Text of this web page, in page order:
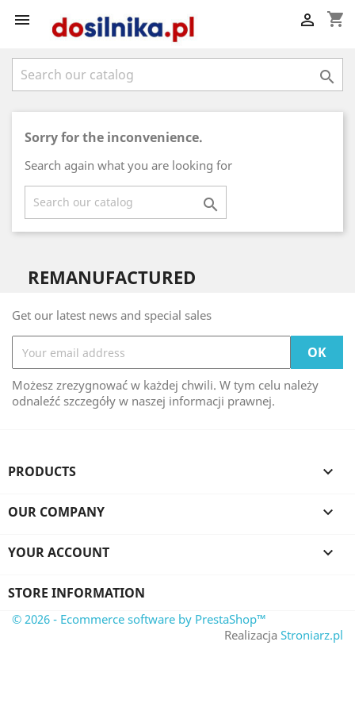
 shopping_cart


Sorry for the inconvenience.
Search again what you are looking for

REMANUFACTURED
Get our latest news and special sales
Możesz zrezygnować w każdej chwili. W tym celu należy
odnaleźć szczegóły w naszej informacji prawnej.
PRODUCTS 
OUR COMPANY 
YOUR ACCOUNT 
STORE INFORMATION
© 2026 - Ecommerce software by PrestaShop™
Realizacja Stroniarz.pl